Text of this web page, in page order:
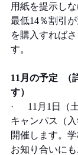
用紙を提示し
最低14％割引
を購入すれば
す。
11月の予定  （
す）
·      11月1日
キャンパス（
開催します。
お知り合いにも